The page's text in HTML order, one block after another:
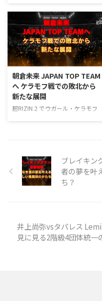
『JAPAN TOP TEAM』の環境を作
る動きも進んでいるようすの朝倉
未来選手。23年7月30日…
朝倉未来 JAPAN TOP TEAM
へ ケラモフ戦での敗北から
新たな展開
超RIZIN.2 でウガール・ケラモフ
ブレイキン
者の夢を叶
ち？
井上尚弥vsタパレス
見に見る2階級4団体統一